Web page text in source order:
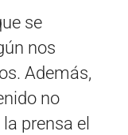
se
nos
Además,
no
prensa el